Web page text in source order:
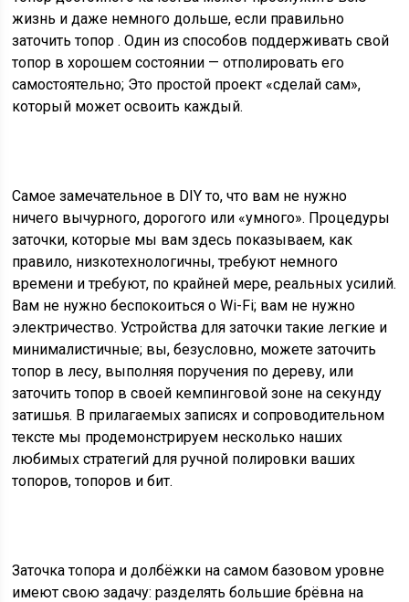
жизнь и даже немного дольше, если правильно
заточить топор . Один из способов поддерживать свой
топор в хорошем состоянии — отполировать его
самостоятельно; Это простой проект «сделай сам»,
который может освоить каждый.
Самое замечательное в DIY то, что вам не нужно
ничего вычурного, дорогого или «умного». Процедуры
заточки, которые мы вам здесь показываем, как
правило, низкотехнологичны, требуют немного
времени и требуют, по крайней мере, реальных усилий.
Вам не нужно беспокоиться о Wi-Fi; вам не нужно
электричество. Устройства для заточки такие легкие и
минималистичные; вы, безусловно, можете заточить
топор в лесу, выполняя поручения по дереву, или
заточить топор в своей кемпинговой зоне на секунду
затишья. В прилагаемых записях и сопроводительном
тексте мы продемонстрируем несколько наших
любимых стратегий для ручной полировки ваших
топоров, топоров и бит.
Заточка топора и долбёжки на самом базовом уровне
имеют свою задачу: разделять большие брёвна на